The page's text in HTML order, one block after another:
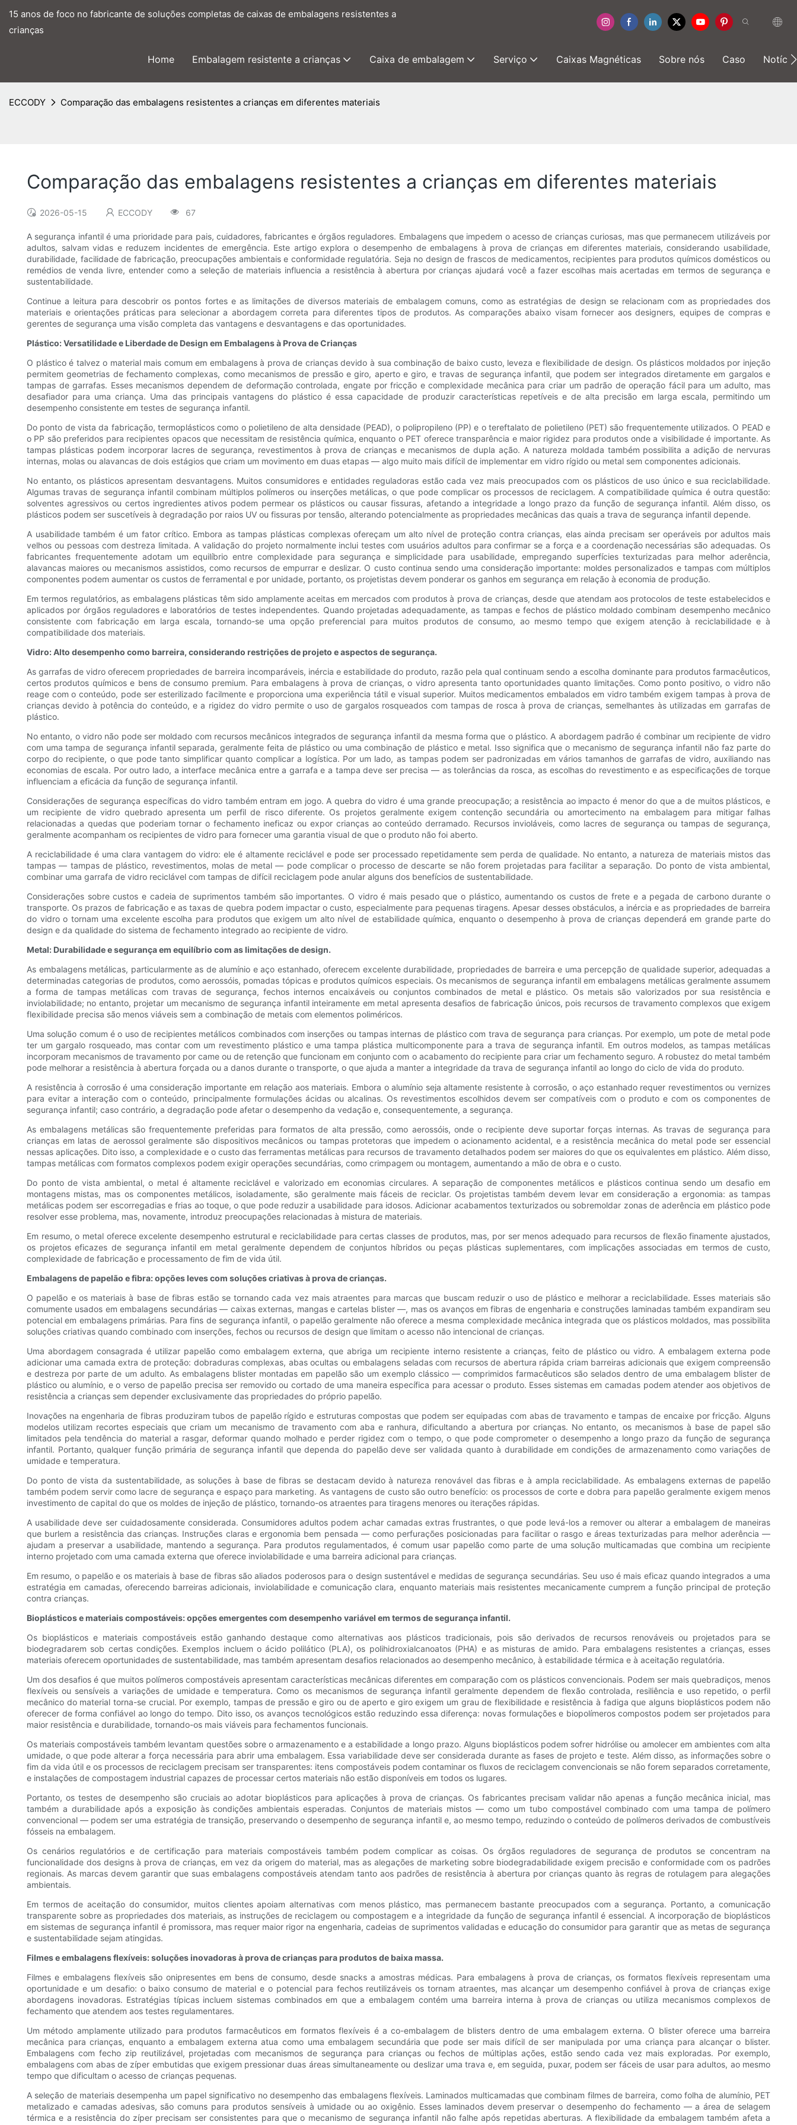
15 anos de foco no fabricante de soluções completas de caixas de embalagens resistentes a
crianças
Home Embalagem resistente a crianças Caixa de embalagem Serviço Caixas Magnéticas Sobre nós Caso
ECCODY Comparação das embalagens resistentes a crianças em diferentes materiais
Comparação das embalagens resistentes a crianças em diferentes materiais
2026-05-15 ECCODY 67
A segurança infantil é uma prioridade para pais, cuidadores, fabricantes e órgãos reguladores. Embalagens que impedem o acesso de crianças curiosas, mas que permanecem utilizáveis ​​por
adultos, salvam vidas e reduzem incidentes de emergência. Este artigo explora o desempenho de embalagens à prova de crianças em diferentes materiais, considerando usabilidade,
durabilidade, facilidade de fabricação, preocupações ambientais e conformidade regulatória. Seja no design de frascos de medicamentos, recipientes para produtos químicos domésticos ou
remédios de venda livre, entender como a seleção de materiais influencia a resistência à abertura por crianças ajudará você a fazer escolhas mais acertadas em termos de segurança e
sustentabilidade.
Continue a leitura para descobrir os pontos fortes e as limitações de diversos materiais de embalagem comuns, como as estratégias de design se relacionam com as propriedades dos
materiais e orientações práticas para selecionar a abordagem correta para diferentes tipos de produtos. As comparações abaixo visam fornecer aos designers, equipes de compras e
gerentes de segurança uma visão completa das vantagens e desvantagens e das oportunidades.
Plástico: Versatilidade e Liberdade de Design em Embalagens à Prova de Crianças
O plástico é talvez o material mais comum em embalagens à prova de crianças devido à sua combinação de baixo custo, leveza e flexibilidade de design. Os plásticos moldados por injeção
permitem geometrias de fechamento complexas, como mecanismos de pressão e giro, aperto e giro, e travas de segurança infantil, que podem ser integrados diretamente em gargalos e
tampas de garrafas. Esses mecanismos dependem de deformação controlada, engate por fricção e complexidade mecânica para criar um padrão de operação fácil para um adulto, mas
desafiador para uma criança. Uma das principais vantagens do plástico é essa capacidade de produzir características repetíveis e de alta precisão em larga escala, permitindo um
desempenho consistente em testes de segurança infantil.
Do ponto de vista da fabricação, termoplásticos como o polietileno de alta densidade (PEAD), o polipropileno (PP) e o tereftalato de polietileno (PET) são frequentemente utilizados. O PEAD e
o PP são preferidos para recipientes opacos que necessitam de resistência química, enquanto o PET oferece transparência e maior rigidez para produtos onde a visibilidade é importante. As
tampas plásticas podem incorporar lacres de segurança, revestimentos à prova de crianças e mecanismos de dupla ação. A natureza moldada também possibilita a adição de nervuras
internas, molas ou alavancas de dois estágios que criam um movimento em duas etapas — algo muito mais difícil de implementar em vidro rígido ou metal sem componentes adicionais.
No entanto, os plásticos apresentam desvantagens. Muitos consumidores e entidades reguladoras estão cada vez mais preocupados com os plásticos de uso único e sua reciclabilidade.
Algumas travas de segurança infantil combinam múltiplos polímeros ou inserções metálicas, o que pode complicar os processos de reciclagem. A compatibilidade química é outra questão:
solventes agressivos ou certos ingredientes ativos podem permear os plásticos ou causar fissuras, afetando a integridade a longo prazo da função de segurança infantil. Além disso, os
plásticos podem ser suscetíveis à degradação por raios UV ou fissuras por tensão, alterando potencialmente as propriedades mecânicas das quais a trava de segurança infantil depende.
A usabilidade também é um fator crítico. Embora as tampas plásticas complexas ofereçam um alto nível de proteção contra crianças, elas ainda precisam ser operáveis ​​por adultos mais
velhos ou pessoas com destreza limitada. A validação do projeto normalmente inclui testes com usuários adultos para confirmar se a força e a coordenação necessárias são adequadas. Os
fabricantes frequentemente adotam um equilíbrio entre complexidade para segurança e simplicidade para usabilidade, empregando superfícies texturizadas para melhor aderência,
alavancas maiores ou mecanismos assistidos, como recursos de empurrar e deslizar. O custo continua sendo uma consideração importante: moldes personalizados e tampas com múltiplos
componentes podem aumentar os custos de ferramental e por unidade, portanto, os projetistas devem ponderar os ganhos em segurança em relação à economia de produção.
Em termos regulatórios, as embalagens plásticas têm sido amplamente aceitas em mercados com produtos à prova de crianças, desde que atendam aos protocolos de teste estabelecidos e
aplicados por órgãos reguladores e laboratórios de testes independentes. Quando projetadas adequadamente, as tampas e fechos de plástico moldado combinam desempenho mecânico
consistente com fabricação em larga escala, tornando-se uma opção preferencial para muitos produtos de consumo, ao mesmo tempo que exigem atenção à reciclabilidade e à
compatibilidade dos materiais.
Vidro: Alto desempenho como barreira, considerando restrições de projeto e aspectos de segurança.
As garrafas de vidro oferecem propriedades de barreira incomparáveis, inércia e estabilidade do produto, razão pela qual continuam sendo a escolha dominante para produtos farmacêuticos,
certos produtos químicos e bens de consumo premium. Para embalagens à prova de crianças, o vidro apresenta tanto oportunidades quanto limitações. Como ponto positivo, o vidro não
reage com o conteúdo, pode ser esterilizado facilmente e proporciona uma experiência tátil e visual superior. Muitos medicamentos embalados em vidro também exigem tampas à prova de
crianças devido à potência do conteúdo, e a rigidez do vidro permite o uso de gargalos rosqueados com tampas de rosca à prova de crianças, semelhantes às utilizadas em garrafas de
plástico.
No entanto, o vidro não pode ser moldado com recursos mecânicos integrados de segurança infantil da mesma forma que o plástico. A abordagem padrão é combinar um recipiente de vidro
com uma tampa de segurança infantil separada, geralmente feita de plástico ou uma combinação de plástico e metal. Isso significa que o mecanismo de segurança infantil não faz parte do
corpo do recipiente, o que pode tanto simplificar quanto complicar a logística. Por um lado, as tampas podem ser padronizadas em vários tamanhos de garrafas de vidro, auxiliando nas
economias de escala. Por outro lado, a interface mecânica entre a garrafa e a tampa deve ser precisa — as tolerâncias da rosca, as escolhas do revestimento e as especificações de torque
influenciam a eficácia da função de segurança infantil.
Considerações de segurança específicas do vidro também entram em jogo. A quebra do vidro é uma grande preocupação; a resistência ao impacto é menor do que a de muitos plásticos, e
um recipiente de vidro quebrado apresenta um perfil de risco diferente. Os projetos geralmente exigem contenção secundária ou amortecimento na embalagem para mitigar falhas
relacionadas a quedas que poderiam tornar o fechamento ineficaz ou expor crianças ao conteúdo derramado. Recursos invioláveis, como lacres de segurança ou tampas de segurança,
geralmente acompanham os recipientes de vidro para fornecer uma garantia visual de que o produto não foi aberto.
A reciclabilidade é uma clara vantagem do vidro: ele é altamente reciclável e pode ser processado repetidamente sem perda de qualidade. No entanto, a natureza de materiais mistos das
tampas — tampas de plástico, revestimentos, molas de metal — pode complicar o processo de descarte se não forem projetadas para facilitar a separação. Do ponto de vista ambiental,
combinar uma garrafa de vidro reciclável com tampas de difícil reciclagem pode anular alguns dos benefícios de sustentabilidade.
Considerações sobre custos e cadeia de suprimentos também são importantes. O vidro é mais pesado que o plástico, aumentando os custos de frete e a pegada de carbono durante o
transporte. Os prazos de fabricação e as taxas de quebra podem impactar o custo, especialmente para pequenas tiragens. Apesar desses obstáculos, a inércia e as propriedades de barreira
do vidro o tornam uma excelente escolha para produtos que exigem um alto nível de estabilidade química, enquanto o desempenho à prova de crianças dependerá em grande parte do
design e da qualidade do sistema de fechamento integrado ao recipiente de vidro.
Metal: Durabilidade e segurança em equilíbrio com as limitações de design.
As embalagens metálicas, particularmente as de alumínio e aço estanhado, oferecem excelente durabilidade, propriedades de barreira e uma percepção de qualidade superior, adequadas a
determinadas categorias de produtos, como aerossóis, pomadas tópicas e produtos químicos especiais. Os mecanismos de segurança infantil em embalagens metálicas geralmente assumem
a forma de tampas metálicas com travas de segurança, fechos internos encaixáveis ​​ou conjuntos combinados de metal e plástico. Os metais são valorizados por sua resistência e
inviolabilidade; no entanto, projetar um mecanismo de segurança infantil inteiramente em metal apresenta desafios de fabricação únicos, pois recursos de travamento complexos que exigem
flexibilidade precisa são menos viáveis ​​sem a combinação de metais com elementos poliméricos.
Uma solução comum é o uso de recipientes metálicos combinados com inserções ou tampas internas de plástico com trava de segurança para crianças. Por exemplo, um pote de metal pode
ter um gargalo rosqueado, mas contar com um revestimento plástico e uma tampa plástica multicomponente para a trava de segurança infantil. Em outros modelos, as tampas metálicas
incorporam mecanismos de travamento por came ou de retenção que funcionam em conjunto com o acabamento do recipiente para criar um fechamento seguro. A robustez do metal também
pode melhorar a resistência à abertura forçada ou a danos durante o transporte, o que ajuda a manter a integridade da trava de segurança infantil ao longo do ciclo de vida do produto.
A resistência à corrosão é uma consideração importante em relação aos materiais. Embora o alumínio seja altamente resistente à corrosão, o aço estanhado requer revestimentos ou vernizes
para evitar a interação com o conteúdo, principalmente formulações ácidas ou alcalinas. Os revestimentos escolhidos devem ser compatíveis com o produto e com os componentes de
segurança infantil; caso contrário, a degradação pode afetar o desempenho da vedação e, consequentemente, a segurança.
As embalagens metálicas são frequentemente preferidas para formatos de alta pressão, como aerossóis, onde o recipiente deve suportar forças internas. As travas de segurança para
crianças em latas de aerossol geralmente são dispositivos mecânicos ou tampas protetoras que impedem o acionamento acidental, e a resistência mecânica do metal pode ser essencial
nessas aplicações. Dito isso, a complexidade e o custo das ferramentas metálicas para recursos de travamento detalhados podem ser maiores do que os equivalentes em plástico. Além disso,
tampas metálicas com formatos complexos podem exigir operações secundárias, como crimpagem ou montagem, aumentando a mão de obra e o custo.
Do ponto de vista ambiental, o metal é altamente reciclável e valorizado em economias circulares. A separação de componentes metálicos e plásticos continua sendo um desafio em
montagens mistas, mas os componentes metálicos, isoladamente, são geralmente mais fáceis de reciclar. Os projetistas também devem levar em consideração a ergonomia: as tampas
metálicas podem ser escorregadias e frias ao toque, o que pode reduzir a usabilidade para idosos. Adicionar acabamentos texturizados ou sobremoldar zonas de aderência em plástico pode
resolver esse problema, mas, novamente, introduz preocupações relacionadas à mistura de materiais.
Em resumo, o metal oferece excelente desempenho estrutural e reciclabilidade para certas classes de produtos, mas, por ser menos adequado para recursos de flexão finamente ajustados,
os projetos eficazes de segurança infantil em metal geralmente dependem de conjuntos híbridos ou peças plásticas suplementares, com implicações associadas em termos de custo,
complexidade de fabricação e processamento de fim de vida útil.
Embalagens de papelão e fibra: opções leves com soluções criativas à prova de crianças.
O papelão e os materiais à base de fibras estão se tornando cada vez mais atraentes para marcas que buscam reduzir o uso de plástico e melhorar a reciclabilidade. Esses materiais são
comumente usados ​​em embalagens secundárias — caixas externas, mangas e cartelas blister —, mas os avanços em fibras de engenharia e construções laminadas também expandiram seu
potencial em embalagens primárias. Para fins de segurança infantil, o papelão geralmente não oferece a mesma complexidade mecânica integrada que os plásticos moldados, mas possibilita
soluções criativas quando combinado com inserções, fechos ou recursos de design que limitam o acesso não intencional de crianças.
Uma abordagem consagrada é utilizar papelão como embalagem externa, que abriga um recipiente interno resistente a crianças, feito de plástico ou vidro. A embalagem externa pode
adicionar uma camada extra de proteção: dobraduras complexas, abas ocultas ou embalagens seladas com recursos de abertura rápida criam barreiras adicionais que exigem compreensão
e destreza por parte de um adulto. As embalagens blister montadas em papelão são um exemplo clássico — comprimidos farmacêuticos são selados dentro de uma embalagem blister de
plástico ou alumínio, e o verso de papelão precisa ser removido ou cortado de uma maneira específica para acessar o produto. Esses sistemas em camadas podem atender aos objetivos de
resistência a crianças sem depender exclusivamente das propriedades do próprio papelão.
Inovações na engenharia de fibras produziram tubos de papelão rígido e estruturas compostas que podem ser equipadas com abas de travamento e tampas de encaixe por fricção. Alguns
modelos utilizam recortes especiais que criam um mecanismo de travamento com aba e ranhura, dificultando a abertura por crianças. No entanto, os mecanismos à base de papel são
limitados pela tendência do material a rasgar, deformar quando molhado e perder rigidez com o tempo, o que pode comprometer o desempenho a longo prazo da função de segurança
infantil. Portanto, qualquer função primária de segurança infantil que dependa do papelão deve ser validada quanto à durabilidade em condições de armazenamento como variações de
umidade e temperatura.
Do ponto de vista da sustentabilidade, as soluções à base de fibras se destacam devido à natureza renovável das fibras e à ampla reciclabilidade. As embalagens externas de papelão
também podem servir como lacre de segurança e espaço para marketing. As vantagens de custo são outro benefício: os processos de corte e dobra para papelão geralmente exigem menos
investimento de capital do que os moldes de injeção de plástico, tornando-os atraentes para tiragens menores ou iterações rápidas.
A usabilidade deve ser cuidadosamente considerada. Consumidores adultos podem achar camadas extras frustrantes, o que pode levá-los a remover ou alterar a embalagem de maneiras
que burlem a resistência das crianças. Instruções claras e ergonomia bem pensada — como perfurações posicionadas para facilitar o rasgo e áreas texturizadas para melhor aderência —
ajudam a preservar a usabilidade, mantendo a segurança. Para produtos regulamentados, é comum usar papelão como parte de uma solução multicamadas que combina um recipiente
interno projetado com uma camada externa que oferece inviolabilidade e uma barreira adicional para crianças.
Em resumo, o papelão e os materiais à base de fibras são aliados poderosos para o design sustentável e medidas de segurança secundárias. Seu uso é mais eficaz quando integrados a uma
estratégia em camadas, oferecendo barreiras adicionais, inviolabilidade e comunicação clara, enquanto materiais mais resistentes mecanicamente cumprem a função principal de proteção
contra crianças.
Bioplásticos e materiais compostáveis: opções emergentes com desempenho variável em termos de segurança infantil.
Os bioplásticos e materiais compostáveis ​​estão ganhando destaque como alternativas aos plásticos tradicionais, pois são derivados de recursos renováveis ​​ou projetados para se
biodegradarem sob certas condições. Exemplos incluem o ácido polilático (PLA), os polihidroxialcanoatos (PHA) e as misturas de amido. Para embalagens resistentes a crianças, esses
materiais oferecem oportunidades de sustentabilidade, mas também apresentam desafios relacionados ao desempenho mecânico, à estabilidade térmica e à aceitação regulatória.
Um dos desafios é que muitos polímeros compostáveis ​​apresentam características mecânicas diferentes em comparação com os plásticos convencionais. Podem ser mais quebradiços, menos
flexíveis ou sensíveis a variações de umidade e temperatura. Como os mecanismos de segurança infantil geralmente dependem de flexão controlada, resiliência e uso repetido, o perfil
mecânico do material torna-se crucial. Por exemplo, tampas de pressão e giro ou de aperto e giro exigem um grau de flexibilidade e resistência à fadiga que alguns bioplásticos podem não
oferecer de forma confiável ao longo do tempo. Dito isso, os avanços tecnológicos estão reduzindo essa diferença: novas formulações e biopolímeros compostos podem ser projetados para
maior resistência e durabilidade, tornando-os mais viáveis ​​para fechamentos funcionais.
Os materiais compostáveis ​​também levantam questões sobre o armazenamento e a estabilidade a longo prazo. Alguns bioplásticos podem sofrer hidrólise ou amolecer em ambientes com alta
umidade, o que pode alterar a força necessária para abrir uma embalagem. Essa variabilidade deve ser considerada durante as fases de projeto e teste. Além disso, as informações sobre o
fim da vida útil e os processos de reciclagem precisam ser transparentes: itens compostáveis ​​podem contaminar os fluxos de reciclagem convencionais se não forem separados corretamente,
e instalações de compostagem industrial capazes de processar certos materiais não estão disponíveis em todos os lugares.
Portanto, os testes de desempenho são cruciais ao adotar bioplásticos para aplicações à prova de crianças. Os fabricantes precisam validar não apenas a função mecânica inicial, mas
também a durabilidade após a exposição às condições ambientais esperadas. Conjuntos de materiais mistos — como um tubo compostável combinado com uma tampa de polímero
convencional — podem ser uma estratégia de transição, preservando o desempenho de segurança infantil e, ao mesmo tempo, reduzindo o conteúdo de polímeros derivados de combustíveis
fósseis na embalagem.
Os cenários regulatórios e de certificação para materiais compostáveis ​​também podem complicar as coisas. Os órgãos reguladores de segurança de produtos se concentram na
funcionalidade dos designs à prova de crianças, em vez da origem do material, mas as alegações de marketing sobre biodegradabilidade exigem precisão e conformidade com os padrões
regionais. As marcas devem garantir que suas embalagens compostáveis ​​atendam tanto aos padrões de resistência à abertura por crianças quanto às regras de rotulagem para alegações
ambientais.
Em termos de aceitação do consumidor, muitos clientes apoiam alternativas com menos plástico, mas permanecem bastante preocupados com a segurança. Portanto, a comunicação
transparente sobre as propriedades dos materiais, as instruções de reciclagem ou compostagem e a integridade da função de segurança infantil é essencial. A incorporação de bioplásticos
em sistemas de segurança infantil é promissora, mas requer maior rigor na engenharia, cadeias de suprimentos validadas e educação do consumidor para garantir que as metas de segurança
e sustentabilidade sejam atingidas.
Filmes e embalagens flexíveis: soluções inovadoras à prova de crianças para produtos de baixa massa.
Filmes e embalagens flexíveis são onipresentes em bens de consumo, desde snacks a amostras médicas. Para embalagens à prova de crianças, os formatos flexíveis representam uma
oportunidade e um desafio: o baixo consumo de material e o potencial para fechos reutilizáveis ​​os tornam atraentes, mas alcançar um desempenho confiável à prova de crianças exige
abordagens inovadoras. Estratégias típicas incluem sistemas combinados em que a embalagem contém uma barreira interna à prova de crianças ou utiliza mecanismos complexos de
fechamento que atendem aos testes regulamentares.
Um método amplamente utilizado para produtos farmacêuticos em formatos flexíveis é a co-embalagem de blisters dentro de uma embalagem externa. O blister oferece uma barreira
mecânica para crianças, enquanto a embalagem externa atua como uma embalagem secundária que pode ser mais difícil de ser manipulada por uma criança para alcançar o blister.
Embalagens com fecho zip reutilizável, projetadas com mecanismos de segurança para crianças ou fechos de múltiplas ações, estão sendo cada vez mais exploradas. Por exemplo,
embalagens com abas de zíper embutidas que exigem pressionar duas áreas simultaneamente ou deslizar uma trava e, em seguida, puxar, podem ser fáceis de usar para adultos, ao mesmo
tempo que dificultam o acesso de crianças pequenas.
A seleção de materiais desempenha um papel significativo no desempenho das embalagens flexíveis. Laminados multicamadas que combinam filmes de barreira, como folha de alumínio, PET
metalizado e camadas adesivas, são comuns para produtos sensíveis à umidade ou ao oxigênio. Esses laminados devem preservar o desempenho do fechamento — a área de selagem
térmica e a resistência do zíper precisam ser consistentes para que o mecanismo de segurança infantil não falhe após repetidas aberturas. A flexibilidade da embalagem também afeta a